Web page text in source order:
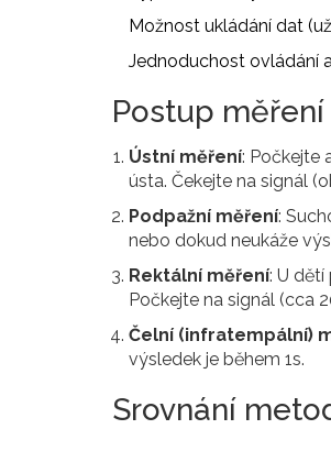
Možnost ukládání dat
Jednoduchost ovládání
Postup
Ústní měření: Počkejte
ústa. Čekejte na signál
Podpažní měření:
nebo dokud neukáže
Rektální měření: U dětí
Počkejte na signál (cca
Čelní (infratempální)
výsledek je během 1s.
Srovnání